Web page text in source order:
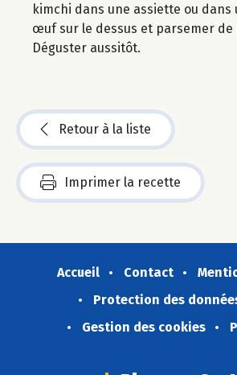
kimchi dans une assiette ou dans
œuf sur le dessus et parsemer de
Déguster aussitôt.
Retour à la liste
Imprimer la recette
Accueil Contact
Protection des
Gestion des cookies